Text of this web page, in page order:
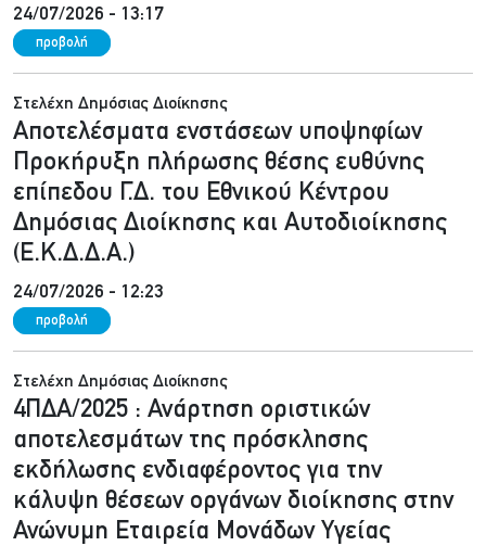
24/07/2026 - 13:17
προβολή
Στελέχη Δημόσιας Διοίκησης
Αποτελέσματα ενστάσεων υποψηφίων
Προκήρυξη πλήρωσης θέσης ευθύνης
επίπεδου Γ.Δ. του Εθνικού Κέντρου
Δημόσιας Διοίκησης και Αυτοδιοίκησης
(Ε.Κ.Δ.Δ.Α.)
24/07/2026 - 12:23
προβολή
Στελέχη Δημόσιας Διοίκησης
4ΠΔΑ/2025 : Ανάρτηση οριστικών
αποτελεσμάτων της πρόσκλησης
εκδήλωσης ενδιαφέροντος για την
κάλυψη θέσεων οργάνων διοίκησης στην
Ανώνυμη Εταιρεία Μονάδων Υγείας